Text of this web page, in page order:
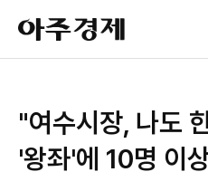
아
주
경
"여수시장, 나도
'왕좌'에 10명 이